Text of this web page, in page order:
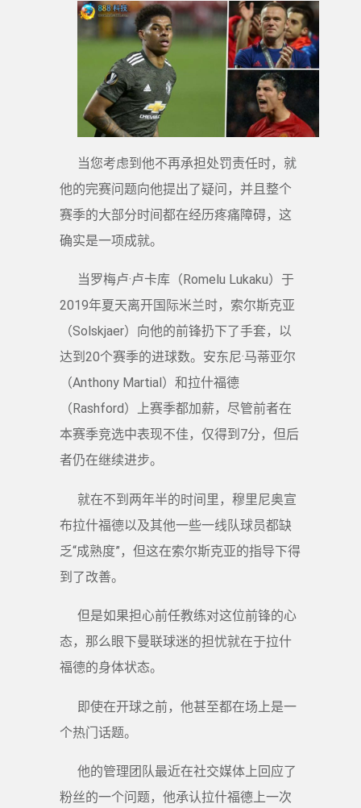
当您考虑到他不再承担处罚责任时，就
他的完赛问题向他提出了疑问，并且整个
赛季的大部分时间都在经历疼痛障碍，这
确实是一项成就。
当罗梅卢·卢卡库（Romelu Lukaku）于
2019年夏天离开国际米兰时，索尔斯克亚
（Solskjaer）向他的前锋扔下了手套，以
达到20个赛季的进球数。安东尼·马蒂亚尔
（Anthony Martial）和拉什福德
（Rashford）上赛季都加薪，尽管前者在
本赛季竞选中表现不佳，仅得到7分，但后
者仍在继续进步。
就在不到两年半的时间里，穆里尼奥宣
布拉什福德以及其他一些一线队球员都缺
乏“成熟度”，但这在索尔斯克亚的指导下得
到了改善。
但是如果担心前任教练对这位前锋的心
态，那么眼下曼联球迷的担忧就在于拉什
福德的身体状态。
即使在开球之前，他甚至都在场上是一
个热门话题。
他的管理团队最近在社交媒体上回应了
粉丝的一个问题，他承认拉什福德上一次